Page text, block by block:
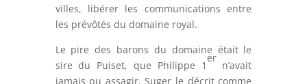
villes, libérer les communications entre
les prévôtés du domaine royal.
Le pire des barons du domaine était le
sire du Puiset, que Philippe 1
er
n’avait
jamais pu assagir. Suger le décrit comme